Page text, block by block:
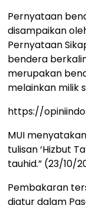
Pernyataan
disampaikan
Pernyataan
bendera
merupakan
melainkan milik
https://
MUI
tulisan ‘Hizbut
tauhid.” (23/10/
Pembakaran
diatur dalam